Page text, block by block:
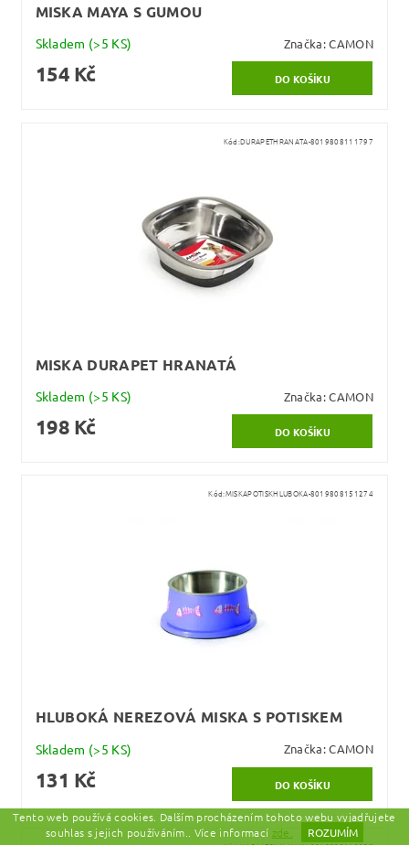
MISKA MAYA S GUMOU
Skladem (>5 KS) Značka:CAMON
154 Kč
Kód:DURAPETHRANATA-8019808111797
MISKA DURAPET HRANATÁ
Skladem (>5 KS) Značka:CAMON
198 Kč
Kód:MISKAPOTISKHLUBOKA-8019808151274
HLUBOKÁ NEREZOVÁ MISKA S POTISKEM
Skladem (>5 KS) Značka:CAMON
131 Kč
Tento web používá cookies. Dalším procházením tohoto webu vyjadřujete
souhlas s jejich používáním.. Více informací zde. ROZUMÍM